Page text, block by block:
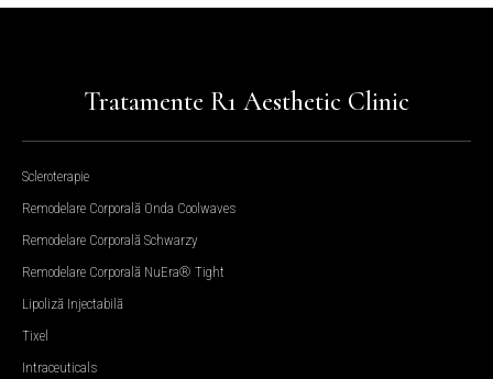
Tratamente R1 Aesthetic Clinic
Scleroterapie
Remodelare Corporală Onda Coolwaves
Remodelare Corporală Schwarzy
Remodelare Corporală NuEra® Tight
Lipoliză Injectabilă
Tixel
Intraceuticals